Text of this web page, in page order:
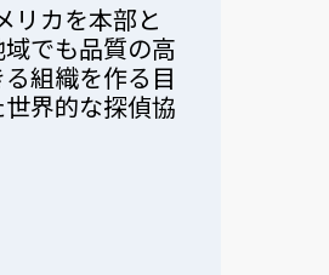
リカを本部と
でも品質の高
組織を作る目
界的な探偵協